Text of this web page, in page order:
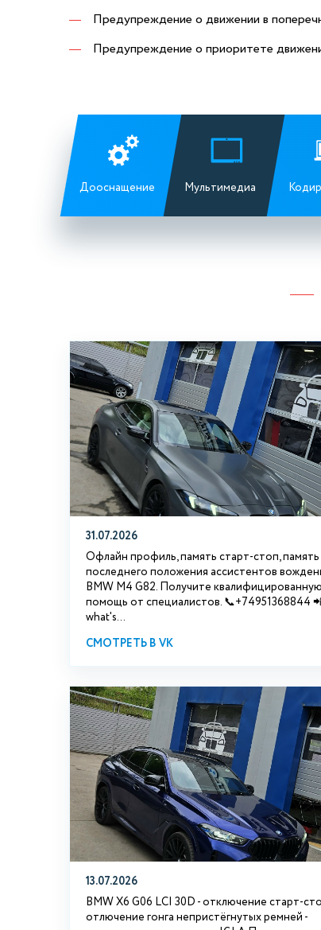
Предупреждение о движении в
Предупреждение о приоритете
Дооснащение Мультимедиа
31.07.2026
Офлайн профиль, память старт-стоп, память
последнего положения ассистентов
BMW М4 G82. Получите квалифицированную
помощь от специалистов. 📞+74951368844
what's...
СМОТРЕТЬ В VK
13.07.2026
BMW X6 G06 LCI 30D - отключение старт-
отлючение гонга непристёгнутых ремней -